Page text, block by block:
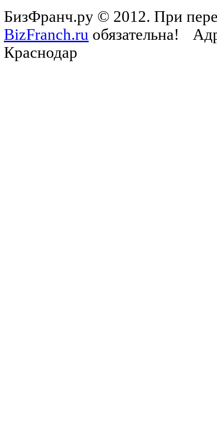
БизФранч.ру © 2012. При
BizFranch.ru обязательна!
Краснодар